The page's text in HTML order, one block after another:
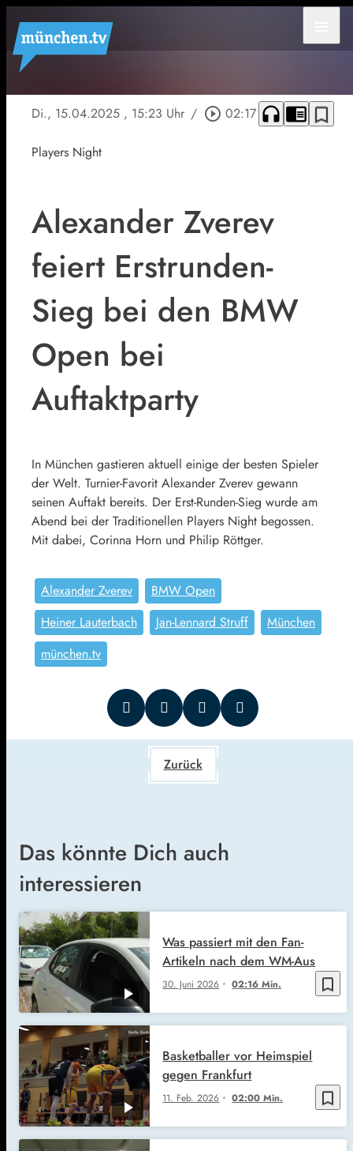
Di., 15.04.2025 , 15:23 Uhr / play_circle_outline 02:17 headphones chrome_reader_mode bookmark_border
Players Night
Alexander Zverev
feiert Erstrunden-
Sieg bei den BMW
Open bei
Auftaktparty
In München gastieren aktuell einige der besten Spieler
der Welt. Turnier-Favorit Alexander Zverev gewann
seinen Auftakt bereits. Der Erst-Runden-Sieg wurde am
Abend bei der Traditionellen Players Night begossen.
Mit dabei, Corinna Horn und Philip Röttger.
Alexander Zverev
BMW Open
Heiner Lauterbach
Jan-Lennard Struff
München
münchen.tv
Zurück
Das könnte Dich auch
interessieren
bookmark_border
30. Juni 2026 02:16 Min.
Was passiert mit den Fan-
Artikeln nach dem WM-Aus
bookmark_border
11. Feb. 2026 02:00 Min.
Basketballer vor Heimspiel
gegen Frankfurt